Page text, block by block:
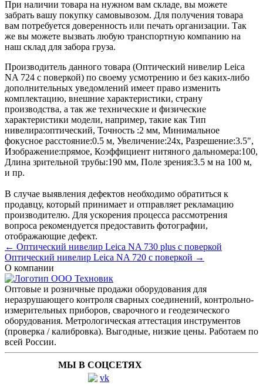
При наличии товара на нужном вам складе, вы можете
забрать вашу покупку самовывозом. Для получения товара
вам потребуется доверенность или печать организации. Так
же вы можете вызвать любую транспортную компанию на
наш склад для забора груза.
Производитель данного товара (Оптический нивелир Leica
NA 724 с поверкой) по своему усмотрению и без каких-либо
дополнительных уведомлений имеет право изменить
комплектацию, внешние характеристики, страну
производства, а так же технические и физические
характеристики модели, например, такие как Тип
нивелира:оптический, Точность :2 мм, Минимальное
фокусное расстояние:0.5 м, Увеличение:24x, Разрешение:3.5",
Изображение:прямое, Коэффициент нитяного дальномера:100,
Длина зрительной трубы:190 мм, Поле зрения:3.5 м на 100 м,
и пр.
В случае выявления дефектов необходимо обратиться к
продавцу, который принимает и отправляет рекламацию
производителю. Для ускорения процесса рассмотрения
вопроса рекомендуется предоставить фотографии,
отображающие дефект.
← Оптический нивелир Leica NA 730 plus с поверкой
Оптический нивелир Leica NA 720 с поверкой →
О компании
Оптовые и розничные продажи оборудования для
неразрушающего контроля сварных соединений, контрольно-
измерительных приборов, сварочного и геодезического
оборудования. Метрологическая аттестация инструментов
(проверка / калибровка). Выгодные, низкие цены. Работаем по
всей России.
МЫ В СОЦСЕТЯХ